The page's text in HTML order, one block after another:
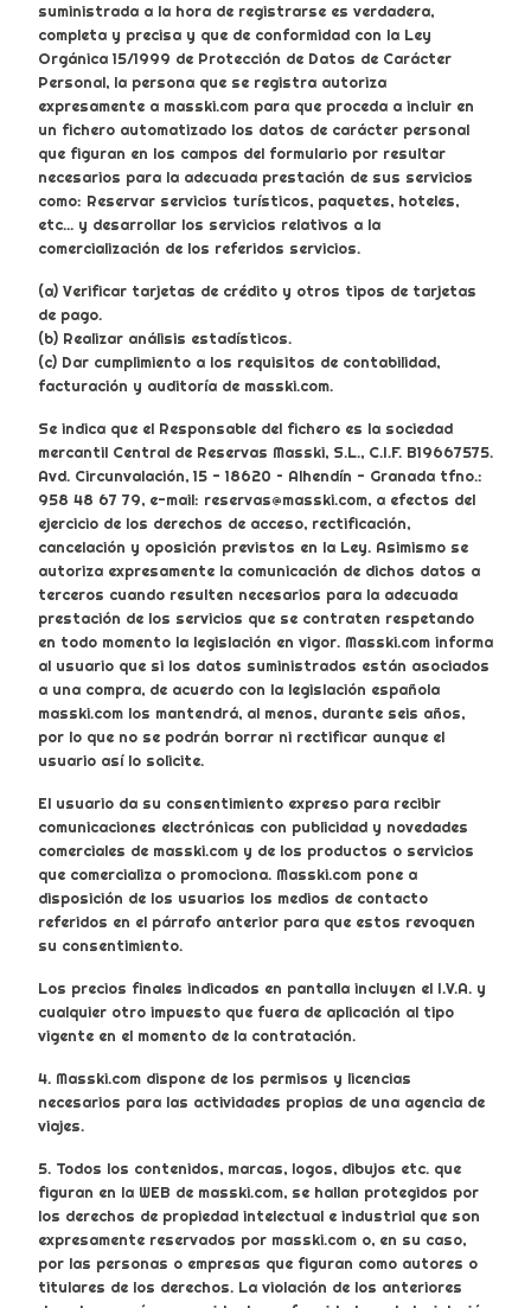
suministrada a la hora de registrarse es verdadera,
completa y precisa y que de conformidad con la Ley
Orgánica 15/1999 de Protección de Datos de Carácter
Personal, la persona que se registra autoriza
expresamente a masski.com para que proceda a incluir en
un fichero automatizado los datos de carácter personal
que figuran en los campos del formulario por resultar
necesarios para la adecuada prestación de sus servicios
como: Reservar servicios turísticos, paquetes, hoteles,
etc... y desarrollar los servicios relativos a la
comercialización de los referidos servicios.
(a) Verificar tarjetas de crédito y otros tipos de tarjetas
de pago.
(b) Realizar análisis estadísticos.
(c) Dar cumplimiento a los requisitos de contabilidad,
facturación y auditoría de masski.com.
Se indica que el Responsable del fichero es la sociedad
mercantil Central de Reservas Masski, S.L., C.I.F. B19667575.
Avd. Circunvalación, 15 - 18620 – Alhendín - Granada tfno.:
958 48 67 79, e-mail: reservas@masski.com, a efectos del
ejercicio de los derechos de acceso, rectificación,
cancelación y oposición previstos en la Ley. Asimismo se
autoriza expresamente la comunicación de dichos datos a
terceros cuando resulten necesarios para la adecuada
prestación de los servicios que se contraten respetando
en todo momento la legislación en vigor. Masski.com informa
al usuario que si los datos suministrados están asociados
a una compra, de acuerdo con la legislación española
masski.com los mantendrá, al menos, durante seis años,
por lo que no se podrán borrar ni rectificar aunque el
usuario así lo solicite.
El usuario da su consentimiento expreso para recibir
comunicaciones electrónicas con publicidad y novedades
comerciales de masski.com y de los productos o servicios
que comercializa o promociona. Masski.com pone a
disposición de los usuarios los medios de contacto
referidos en el párrafo anterior para que estos revoquen
su consentimiento.
Los precios finales indicados en pantalla incluyen el I.V.A. y
cualquier otro impuesto que fuera de aplicación al tipo
vigente en el momento de la contratación.
4. Masski.com dispone de los permisos y licencias
necesarios para las actividades propias de una agencia de
viajes.
5. Todos los contenidos, marcas, logos, dibujos etc. que
figuran en la WEB de masski.com, se hallan protegidos por
los derechos de propiedad intelectual e industrial que son
expresamente reservados por masski.com o, en su caso,
por las personas o empresas que figuran como autores o
titulares de los derechos. La violación de los anteriores